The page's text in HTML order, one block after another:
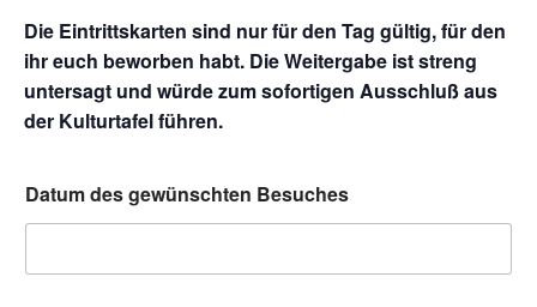
Die Eintrittskarten sind nur für den Tag gültig, für den
ihr euch beworben habt. Die Weitergabe ist streng
untersagt und würde zum sofortigen Ausschluß aus
der Kulturtafel führen.
Datum des gewünschten Besuches